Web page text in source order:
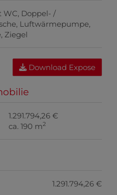
WC Doppel- /
Luftwärmepumpe
Ziegel
Download Expose
1.291.794,26 €
ca. 190 m2
1.291.794,26 €